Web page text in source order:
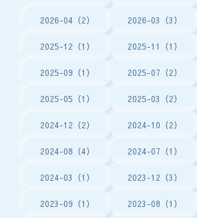
2026-04（2） 2026-03（3）
2025-12（1） 2025-11（1）
2025-09（1） 2025-07（2）
2025-05（1） 2025-03（2）
2024-12（2） 2024-10（2）
2024-08（4） 2024-07（1）
2024-03（1） 2023-12（3）
2023-09（1） 2023-08（1）